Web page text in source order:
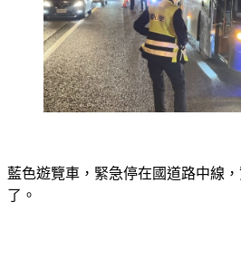
藍色遊覽車，緊急停在國道路中線
了。